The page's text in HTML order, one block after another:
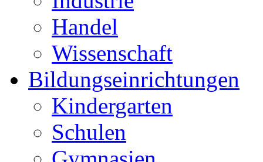
Handel
Wissenschaft
Bildungseinrichtungen
Kindergarten
Schulen